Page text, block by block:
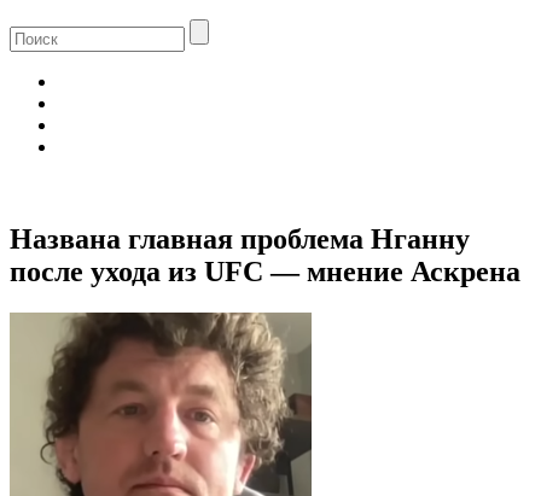
Названа главная проблема Нганну
после ухода из UFC — мнение Аскрена